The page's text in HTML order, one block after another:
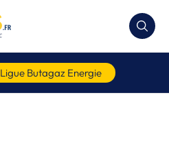
Ligue Butagaz Energie